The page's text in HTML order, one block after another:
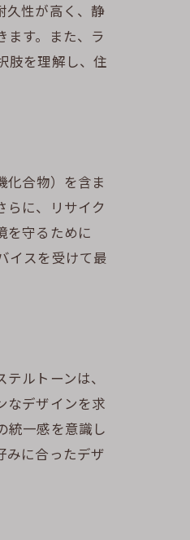
久性が高く、静
ます。また、ラ
肢を理解し、住
化合物）を含ま
らに、リサイク
を守るために
イスを受けて最
ルトーンは、
なデザインを求
統一感を意識し
みに合ったデザ